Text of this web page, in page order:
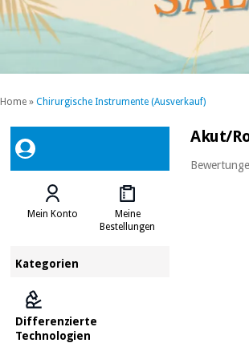
Home » Chirurgische Instrumente (Ausverkauf)
Mein Konto
Meine
Bestellungen
Kategorien
Differenzierte
Technologien
Akut/